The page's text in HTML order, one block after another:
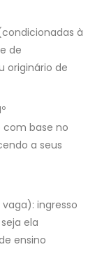
à
de
originário de
com base no
a seus
ingresso
ela
ensino